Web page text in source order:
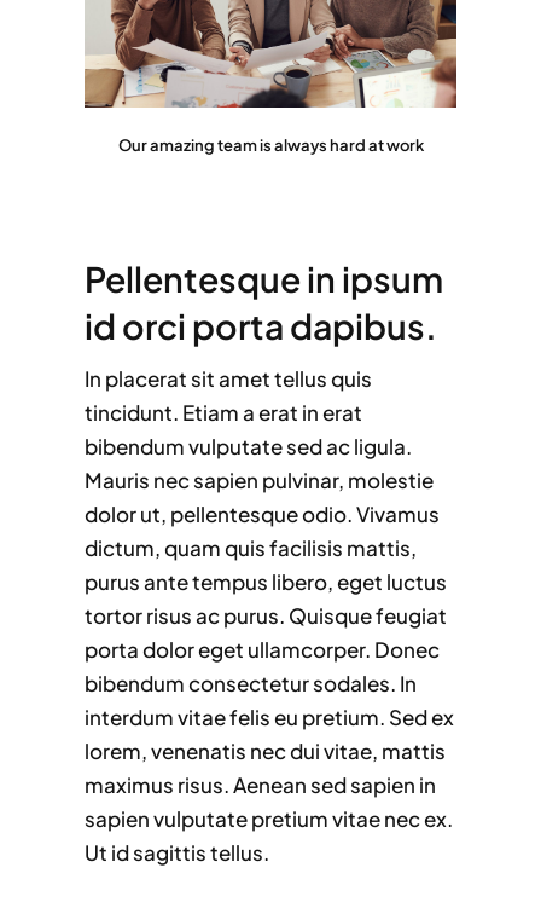
Our amazing team is always hard at work
Pellentesque in ipsum
id orci porta dapibus.
In placerat sit amet tellus quis
tincidunt. Etiam a erat in erat
bibendum vulputate sed ac ligula.
Mauris nec sapien pulvinar, molestie
dolor ut, pellentesque odio. Vivamus
dictum, quam quis facilisis mattis,
purus ante tempus libero, eget luctus
tortor risus ac purus. Quisque feugiat
porta dolor eget ullamcorper. Donec
bibendum consectetur sodales. In
interdum vitae felis eu pretium. Sed ex
lorem, venenatis nec dui vitae, mattis
maximus risus. Aenean sed sapien in
sapien vulputate pretium vitae nec ex.
Ut id sagittis tellus.